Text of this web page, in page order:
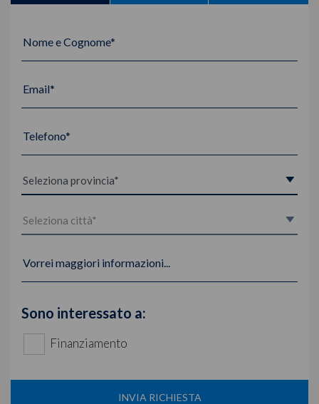
Nome e Cognome*
Email*
Telefono*
Vorrei maggiori informazioni...
Sono interessato a:
Finanziamento
INVIA RICHIESTA